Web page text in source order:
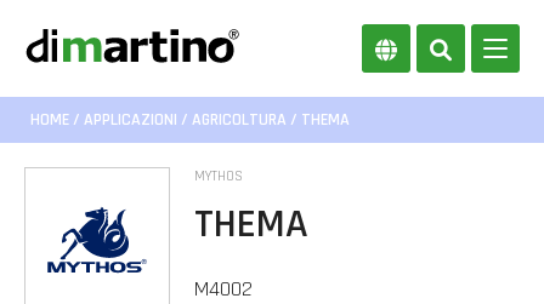
HOME / APPLICAZIONI / AGRICOLTURA / THEMA
MYTHOS
THEMA
M4002